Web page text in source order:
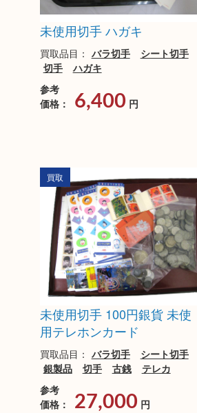
未使用切手 ハガキ
買取品目： バラ切手
シート切手
切手
ハガキ
参考
価格：
6,400 円
買取
未使用切手 100円銀貨 未使
用テレホンカード
買取品目： バラ切手
シート切手
銀製品
切手 古銭
テレカ
参考
価格：
27,000 円